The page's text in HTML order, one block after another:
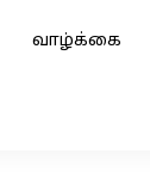
வாழ்க்கை